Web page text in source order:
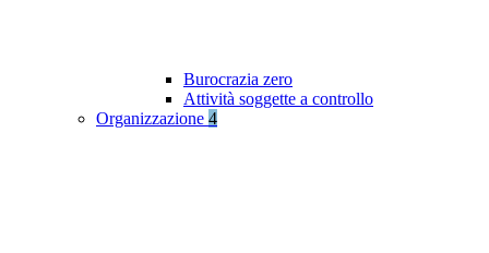
Burocrazia zero
Attività soggette a controllo
Organizzazione 4